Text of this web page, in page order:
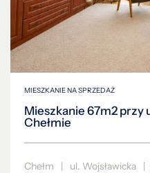
MIESZKANIE NA SPRZEDAŻ
Mieszkanie 67m2 przy
Chełmie
Chełm | ul. Wojsławicka |